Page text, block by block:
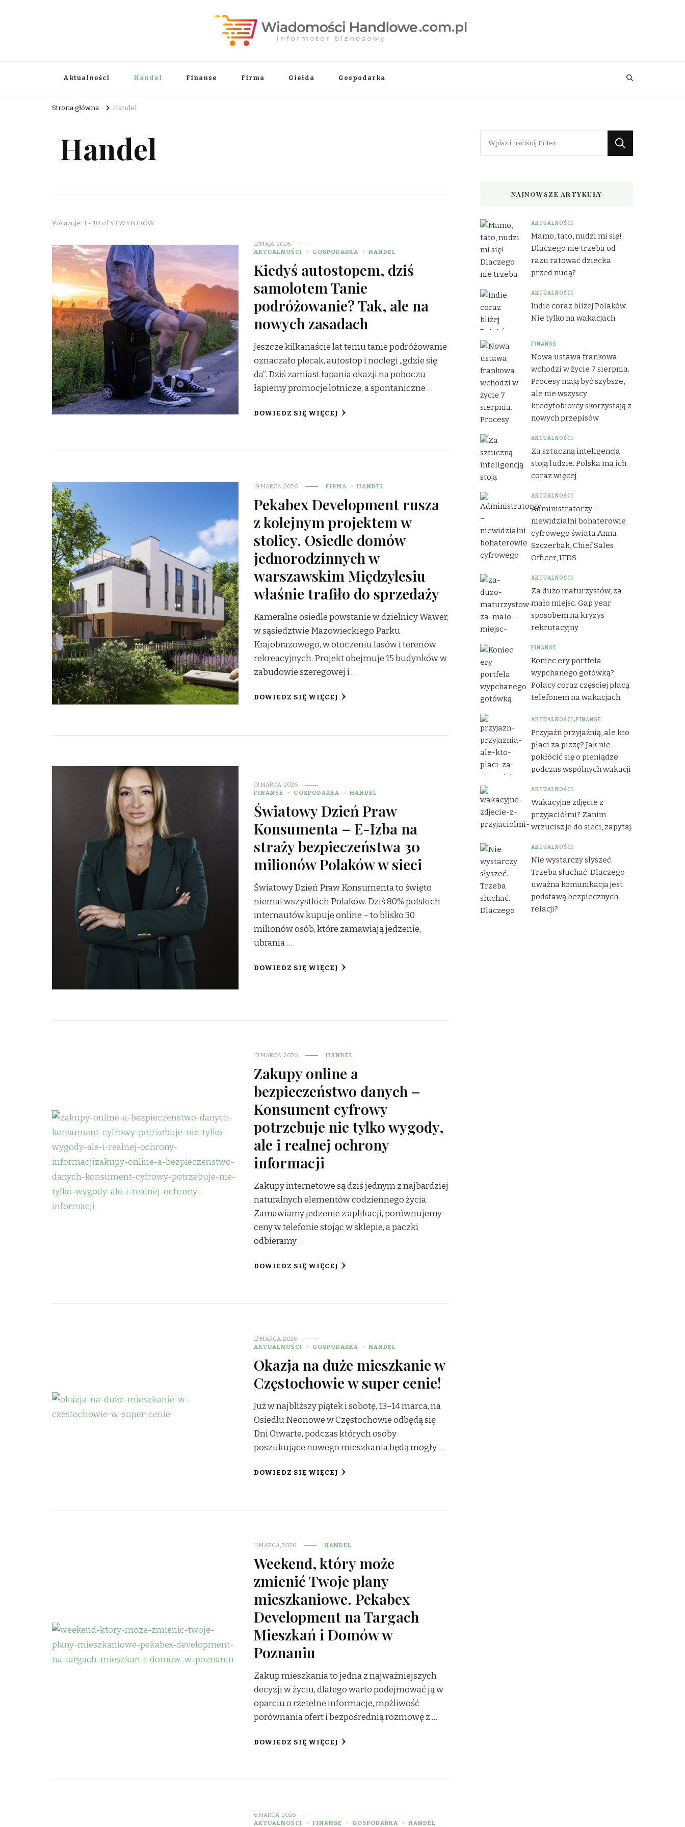
Aktualności Handel Finanse Firma Giełda Gospodarka
Strona główna Handel
Handel
Pokazuje: 1 - 10 of 53 WYNIKÓW
12 MAJA, 2026
AKTUALNOŚCI
GOSPODARKA HANDEL
Kiedyś autostopem, dziś
samolotem Tanie
podróżowanie? Tak, ale na
nowych zasadach
Jeszcze kilkanaście lat temu tanie podróżowanie
oznaczało plecak, autostop i noclegi „gdzie się
da”. Dziś zamiast łapania okazji na poboczu
łapiemy promocje lotnicze, a spontaniczne …
DOWIEDZ SIĘ WIĘCEJ
19 MARCA, 2026 FIRMA HANDEL
Pekabex Development rusza
z kolejnym projektem w
stolicy. Osiedle domów
jednorodzinnych w
warszawskim Międzylesiu
właśnie trafiło do sprzedaży
Kameralne osiedle powstanie w dzielnicy Wawer,
w sąsiedztwie Mazowieckiego Parku
Krajobrazowego, w otoczeniu lasów i terenów
rekreacyjnych. Projekt obejmuje 15 budynków w
zabudowie szeregowej i …
DOWIEDZ SIĘ WIĘCEJ
13 MARCA, 2026
FINANSE
GOSPODARKA HANDEL
Światowy Dzień Praw
Konsumenta – E-Izba na
straży bezpieczeństwa 30
milionów Polaków w sieci
Światowy Dzień Praw Konsumenta to święto
niemal wszystkich Polaków. Dziś 80% polskich
internautów kupuje online – to blisko 30
milionów osób, które zamawiają jedzenie,
ubrania …
DOWIEDZ SIĘ WIĘCEJ
13 MARCA, 2026 HANDEL
Zakupy online a
bezpieczeństwo danych –
Konsument cyfrowy
potrzebuje nie tylko wygody,
ale i realnej ochrony
informacji
Zakupy internetowe są dziś jednym z najbardziej
naturalnych elementów codziennego życia.
Zamawiamy jedzenie z aplikacji, porównujemy
ceny w telefonie stojąc w sklepie, a paczki
odbieramy …
DOWIEDZ SIĘ WIĘCEJ
12 MARCA, 2026
AKTUALNOŚCI
GOSPODARKA HANDEL
Okazja na duże mieszkanie w
Częstochowie w super cenie!
Już w najbliższy piątek i sobotę, 13–14 marca, na
Osiedlu Neonowe w Częstochowie odbędą się
Dni Otwarte, podczas których osoby
poszukujące nowego mieszkania będą mogły …
DOWIEDZ SIĘ WIĘCEJ
11 MARCA, 2026 HANDEL
Weekend, który może
zmienić Twoje plany
mieszkaniowe. Pekabex
Development na Targach
Mieszkań i Domów w
Poznaniu
Zakup mieszkania to jedna z najważniejszych
decyzji w życiu, dlatego warto podejmować ją w
oparciu o rzetelne informacje, możliwość
porównania ofert i bezpośrednią rozmowę z …
DOWIEDZ SIĘ WIĘCEJ
6 MARCA, 2026
AKTUALNOŚCI
FINANSE GOSPODARKA HANDEL
NAJNOWSZE ARTYKUŁY
AKTUALNOŚCI
Mamo, tato, nudzi mi się!
Dlaczego nie trzeba od
razu ratować dziecka
przed nudą?
AKTUALNOŚCI
Indie coraz bliżej Polaków.
Nie tylko na wakacjach
FINANSE
Nowa ustawa frankowa
wchodzi w życie 7 sierpnia.
Procesy mają być szybsze,
ale nie wszyscy
kredytobiorcy skorzystają z
nowych przepisów
AKTUALNOŚCI
Za sztuczną inteligencją
stoją ludzie. Polska ma ich
coraz więcej
AKTUALNOŚCI
Administratorzy –
niewidzialni bohaterowie
cyfrowego świata Anna
Szczerbak, Chief Sales
Officer, ITDS
AKTUALNOŚCI
Za dużo maturzystów, za
mało miejsc. Gap year
sposobem na kryzys
rekrutacyjny
FINANSE
Koniec ery portfela
wypchanego gotówką?
Polacy coraz częściej płacą
telefonem na wakacjach
AKTUALNOŚCI FINANSE
Przyjaźń przyjaźnią, ale kto
płaci za pizzę? Jak nie
pokłócić się o pieniądze
podczas wspólnych wakacji
AKTUALNOŚCI
Wakacyjne zdjęcie z
przyjaciółmi? Zanim
wrzucisz je do sieci, zapytaj.
AKTUALNOŚCI
Nie wystarczy słyszeć.
Trzeba słuchać. Dlaczego
uważna komunikacja jest
podstawą bezpiecznych
relacji?